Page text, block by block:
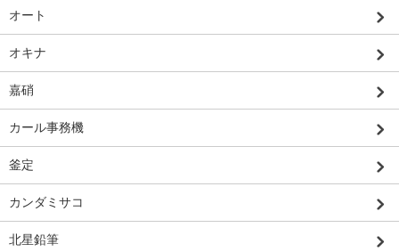
オート
オキナ
嘉硝
カール事務機
釜定
カンダミサコ
北星鉛筆